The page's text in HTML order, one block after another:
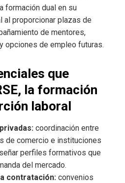
formación dual en su
al proporcionar plazas de
de mentores,
opciones de empleo futuras.
que
la formación
laboral
coordinación entre
de comercio e instituciones
perfiles formativos que
del mercado.
contratación: convenios